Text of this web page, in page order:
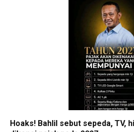
Hoaks! Bahlil sebut sepeda, TV,